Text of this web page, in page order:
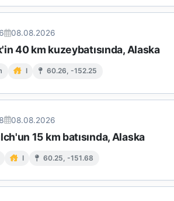
08.08.2026
40 km kuzeybatısında, Alaska
I 60.26, -152.25
08.08.2026
15 km batısında, Alaska
I 60.25, -151.68